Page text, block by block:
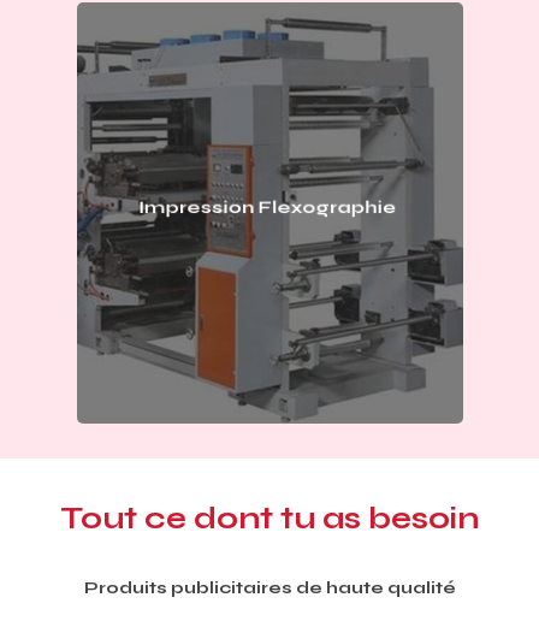
Impression Flexographie
Tout ce donttu as besoin
Produits publicitaires de haute qualité